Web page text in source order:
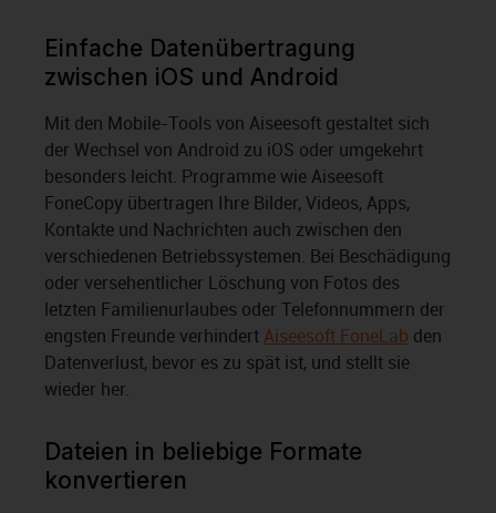
Einfache Datenübertragung
zwischen iOS und Android
Mit den Mobile-Tools von Aiseesoft gestaltet sich
der Wechsel von Android zu iOS oder umgekehrt
besonders leicht. Programme wie Aiseesoft
FoneCopy übertragen Ihre Bilder, Videos, Apps,
Kontakte und Nachrichten auch zwischen den
verschiedenen Betriebssystemen. Bei Beschädigung
oder versehentlicher Löschung von Fotos des
letzten Familienurlaubes oder Telefonnummern der
engsten Freunde verhindert Aiseesoft FoneLab den
Datenverlust, bevor es zu spät ist, und stellt sie
wieder her.
Dateien in beliebige Formate
konvertieren